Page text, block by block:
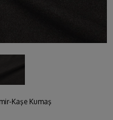
Kaşe Kumaş